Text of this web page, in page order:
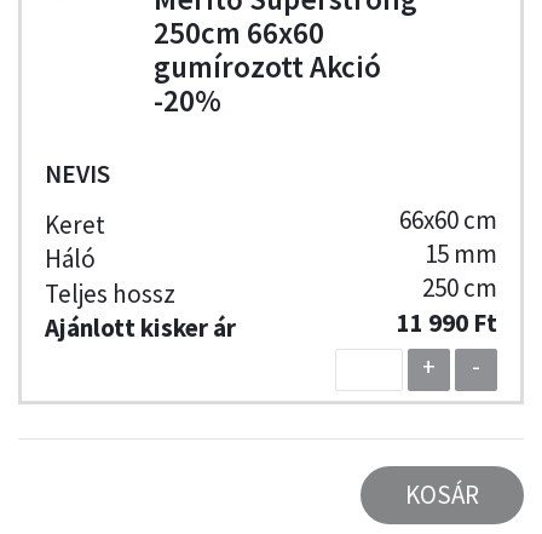
250cm 66x60
gumírozott Akció
-20%
NEVIS
66x60 cm
15 mm
250 cm
11 990 Ft
+
-
KOSÁR